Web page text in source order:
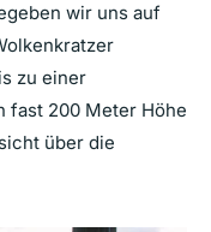
wir uns auf
zu einer
fast 200 Meter Höhe
über die